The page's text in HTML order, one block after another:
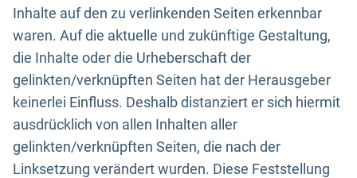
Inhalte auf den zu verlinkenden Seiten erkennbar
waren. Auf die aktuelle und zukünftige Gestaltung,
die Inhalte oder die Urheberschaft der
gelinkten/verknüpften Seiten hat der Herausgeber
keinerlei Einfluss. Deshalb distanziert er sich hiermit
ausdrücklich von allen Inhalten aller
gelinkten/verknüpften Seiten, die nach der
Linksetzung verändert wurden. Diese Feststellung